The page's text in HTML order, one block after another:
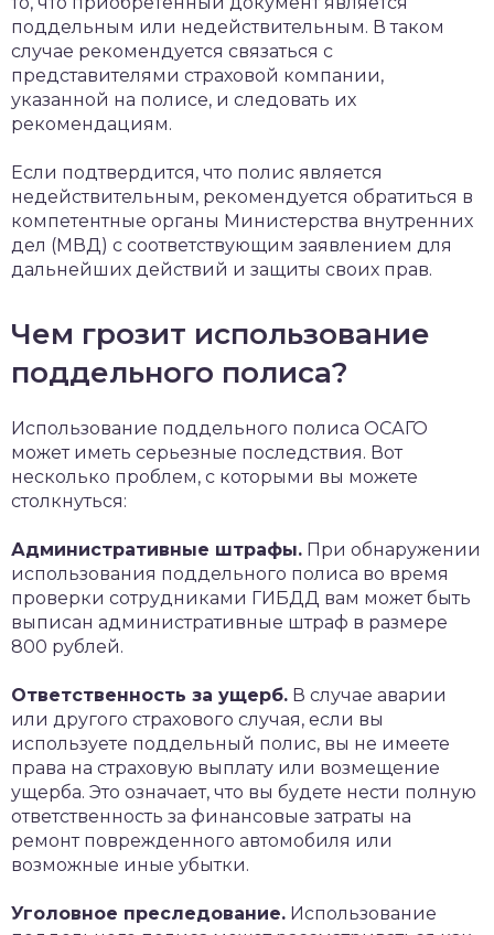
поддельным или недействительным. В таком
случае рекомендуется связаться с
представителями страховой компании,
указанной на полисе, и следовать их
рекомендациям.
Если подтвердится, что полис является
недействительным, рекомендуется обратиться в
компетентные органы Министерства внутренних
дел (МВД) с соответствующим заявлением для
дальнейших действий и защиты своих прав.
Чем грозит использование
поддельного полиса?
Использование поддельного полиса ОСАГО
может иметь серьезные последствия. Вот
несколько проблем, с которыми вы можете
столкнуться:
Административные штрафы. При обнаружении
использования поддельного полиса во время
проверки сотрудниками ГИБДД вам может быть
выписан административные штраф в размере
800 рублей.
Ответственность за ущерб. В случае аварии
или другого страхового случая, если вы
используете поддельный полис, вы не имеете
права на страховую выплату или возмещение
ущерба. Это означает, что вы будете нести полную
ответственность за финансовые затраты на
ремонт поврежденного автомобиля или
возможные иные убытки.
Уголовное преследование. Использование